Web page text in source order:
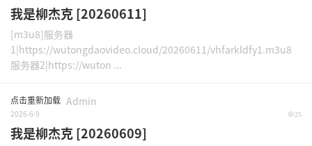
我是柳杰克 [20260611]
[m3u8]服务器
1|https://wutongdaovideo.cloud/20260611/vhfarkldfy1.m3u8
服务器2|https://wuton ...
点击重新加载 Admin
2026-6-9 25
我是柳杰克 [20260609]